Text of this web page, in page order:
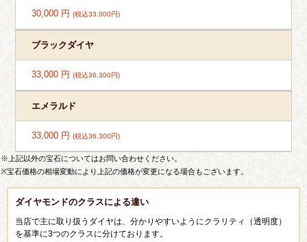
30,000 円(税込33,000円)
ブラックダイヤ
33,000 円(税込36,300円)
エメラルド
33,000 円(税込36,300円)
※上記以外の宝石についてはお問い合わせください。
※宝石価格の相場変動により上記の価格が変更になる場合もございます。
ダイヤモンドのクラスによる違い
当店で主に取り扱うダイヤは、分かりやすいようにクラリティ（透明度）
を基準に3つのクラスに分けております。